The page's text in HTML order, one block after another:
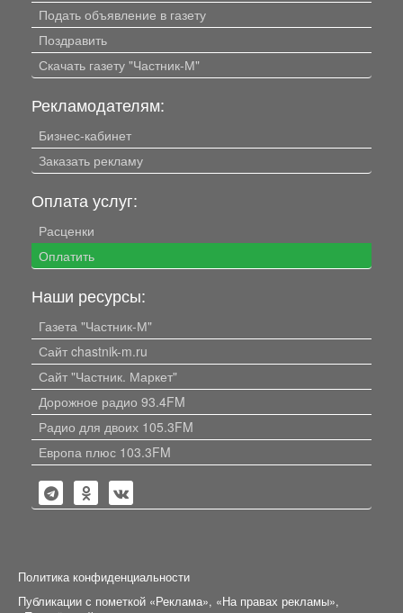
Подать объявление в газету
Поздравить
Скачать газету "Частник-М"
Рекламодателям:
Бизнес-кабинет
Заказать рекламу
Оплата услуг:
Расценки
Оплатить
Наши ресурсы:
Газета "Частник-М"
Сайт chastnik-m.ru
Сайт "Частник. Маркет"
Дорожное радио 93.4FM
Радио для двоих 105.3FM
Европа плюс 103.3FM
Политика конфиденциальности
Публикации с пометкой «Реклама», «На правах рекламы»,